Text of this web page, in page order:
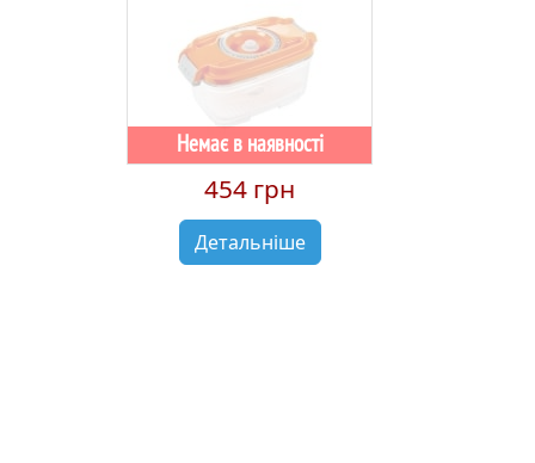
Немає в наявності
454 грн
Детальніше